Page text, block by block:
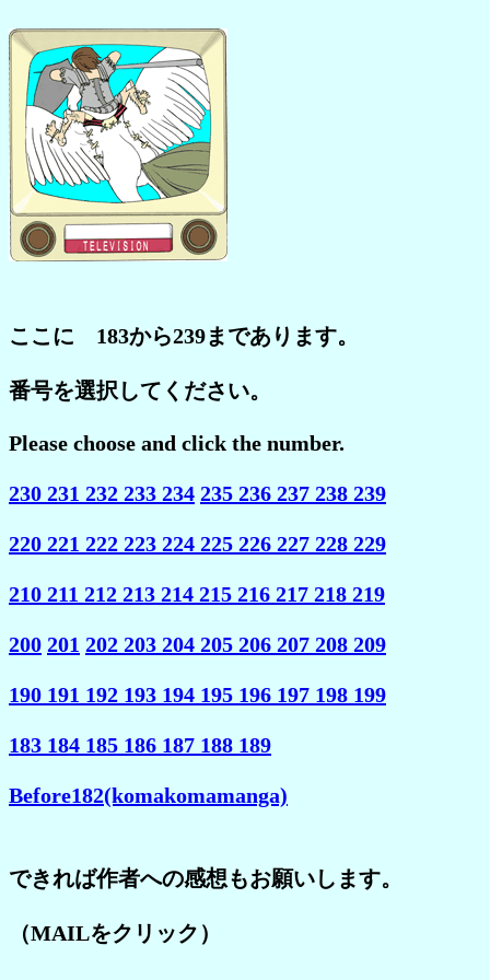
ここに 183から239まであります。
番号を選択してください。
Please choose and click the number.
230 231 232 233 234 235 236 237 238 239
220 221 222 223 224 225 226 227 228 229
210 211 212 213 214 215 216 217 218 219
200 201 202 203 204 205 206 207 208 209
190 191 192 193 194 195 196 197 198 199
183 184 185 186 187 188 189
Before182(komakomamanga)
できれば作者への感想もお願いします。
（MAILをクリック）